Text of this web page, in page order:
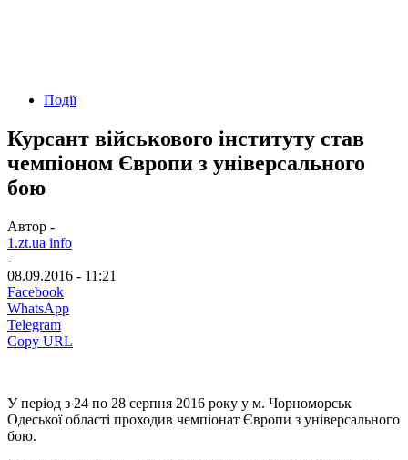
Події
Курсант військового інституту став
чемпіоном Європи з універсального
бою
Автор -
1.zt.ua info
-
08.09.2016 - 11:21
Facebook
WhatsApp
Telegram
Copy URL
У період з 24 по 28 серпня 2016 року у м. Чорноморськ
Одеської області проходив чемпіонат Європи з універсального
бою.